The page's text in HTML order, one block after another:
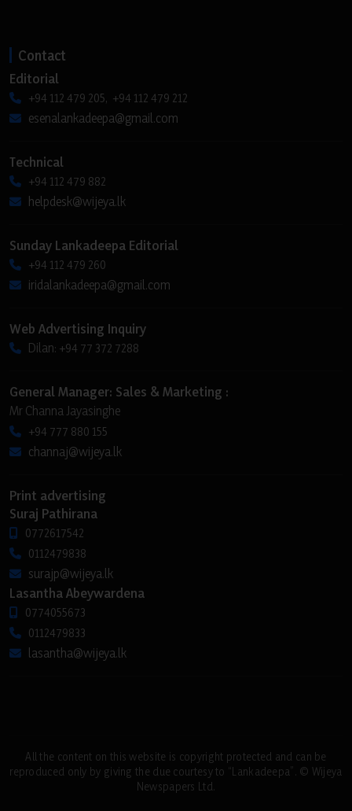
Contact
Editorial
+94 112 479 205, +94 112 479 212
esenalankadeepa@gmail.com
Technical
+94 112 479 882
helpdesk@wijeya.lk
Sunday Lankadeepa Editorial
+94 112 479 260
iridalankadeepa@gmail.com
Web Advertising Inquiry
Dilan: +94 77 372 7288
General Manager: Sales & Marketing :
Mr Channa Jayasinghe
+94 777 880 155
channaj@wijeya.lk
Print advertising
Suraj Pathirana
0772617542
0112479838
surajp@wijeya.lk
Lasantha Abeywardena
0774055673
0112479833
lasantha@wijeya.lk
All the content on this website is copyright protected and can be
reproduced only by giving the due courtesy to “Lankadeepa”. © Wijeya
Newspapers Ltd.